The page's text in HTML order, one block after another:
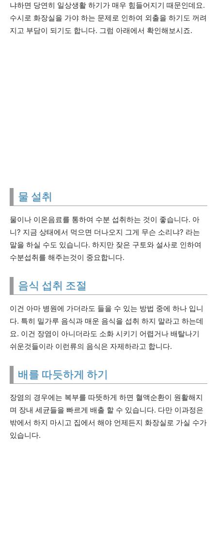
냐하면 당연히 일상생활 하기가 매우 힘들어지기 때문인데요.
수시로 화장실을 가야 하는 문제로 인하여 외출을 하기도 꺼려
지고 부담이 되기도 합니다. 그럼 아래에서 확인해보시죠.
물 설취
물이나 이온음료를 통하여 수분 섭취하는 것이 좋습니다. 아
니? 지금 상태에서 먹으면 더나오지 그게 무슨 소리냐? 라는
말을 하실 수도 있습니다. 하지만 잦은 구토와 설사로 인하여
수분섭취를 해주는것이 중요합니다.
음식 섭취 조절
이건 아마 병원에 가더라도 들을 수 있는 방법 중에 하나 입니
다. 특히 밀가루 음식과 매운 음식을 섭취 하지 말라고 하는데
요. 이건 장염이 아니더라도 소화 시키기 어렵거나 배탈나기
쉬운것들이라 이런류의 음식은 자제하라고 합니다.
배를 따듯하게 하기
장염의 경우에는 복부를 따뜻하게 하면 혈액순환이 원활해지
며 장내 세균들을 빠르게 배출 할 수 있습니다. 다만 이과정은
밖에서 하지 마시고 집에서 해야 언제든지 화장실로 가실 수가
있습니다.